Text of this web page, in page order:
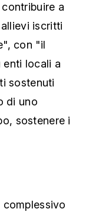
a
iscritti
con "il
enti locali a
sostenuti
di uno
sostenere i
complessivo